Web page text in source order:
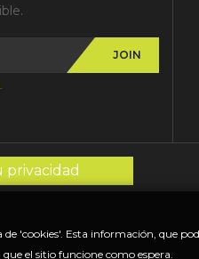
JOIN
.
privacidad
'cookies'. Esta información, que
el sitio funcione como espera.